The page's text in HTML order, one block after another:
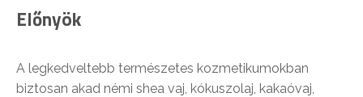
Előnyök
A legkedveltebb természetes kozmetikumokban
biztosan akad némi shea vaj, kókuszolaj, kakaóvaj,